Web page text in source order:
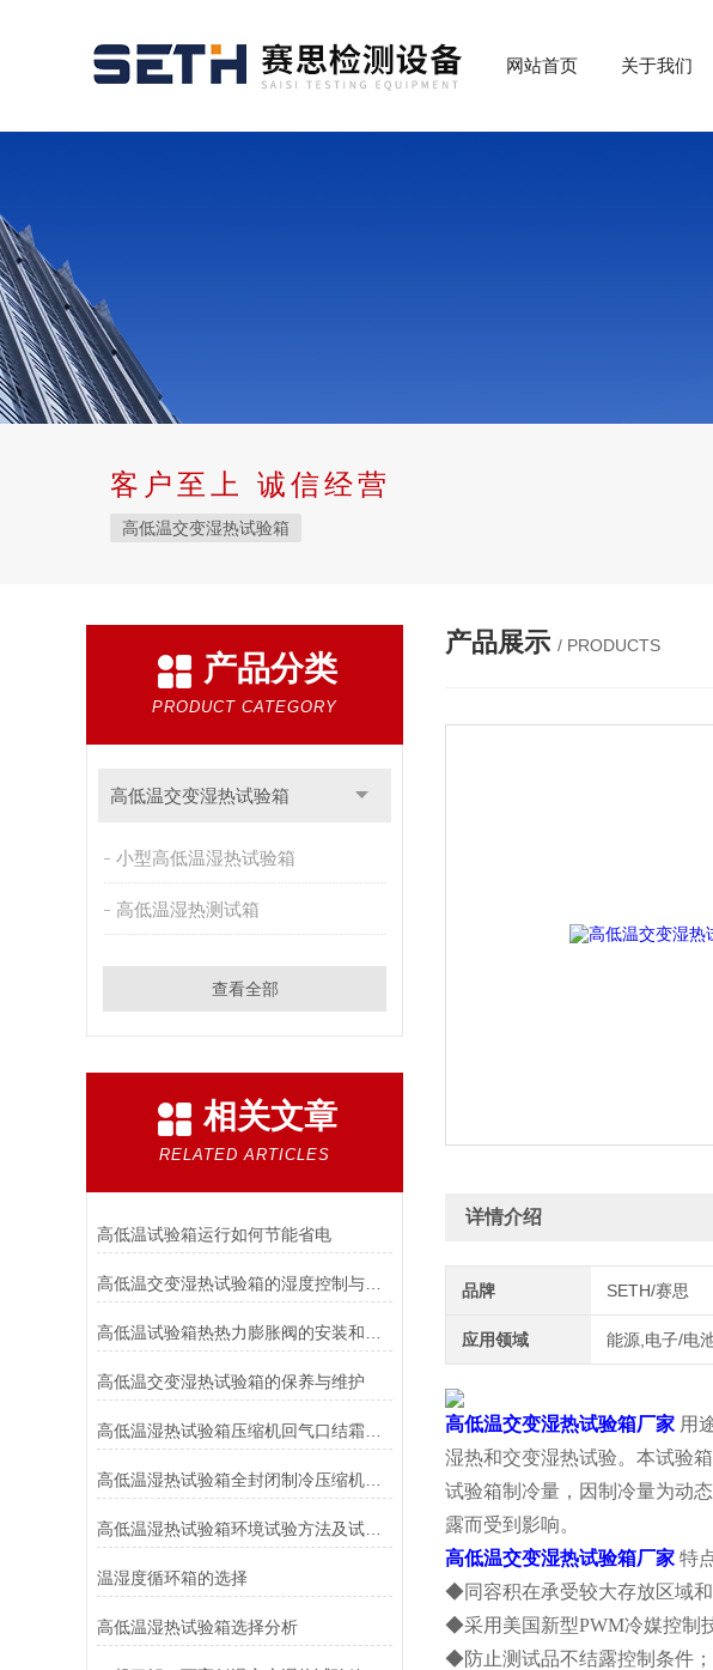
网站首页 关于我们
客户至上 诚信经营
高低温交变湿热试验箱
产品分类
PRODUCT CATEGORY
高低温交变湿热试验箱
小型高低温湿热试验箱
高低温湿热测试箱
查看全部
相关文章
RELATED ARTICLES
高低温试验箱运行如何节能省电
高低温交变湿热试验箱的湿度控制与排水系统维护技巧
高低温交变湿热试验箱的保养与维护
高低温湿热试验箱压缩机回气口结霜的原因都在这里了！
高低温湿热试验箱全封闭制冷压缩机常见故障原因分析
高低温湿热试验箱环境试验方法及试验箱的选用
温湿度循环箱的选择
高低温湿热试验箱选择分析
产品展示 / PRODUCTS
详情介绍
品牌 SETH/赛思
应用领域 能源,电子/电
高低温交变湿热试验箱厂家 用
湿热和交变湿热试验。本试验
试验箱制冷量，因制冷量为动
露而受到影响。
高低温交变湿热试验箱厂家 特
◆同容积在承受较大存放区域和
◆采用美国新型PWM冷媒控制
◆防止测试品不结露控制条件；